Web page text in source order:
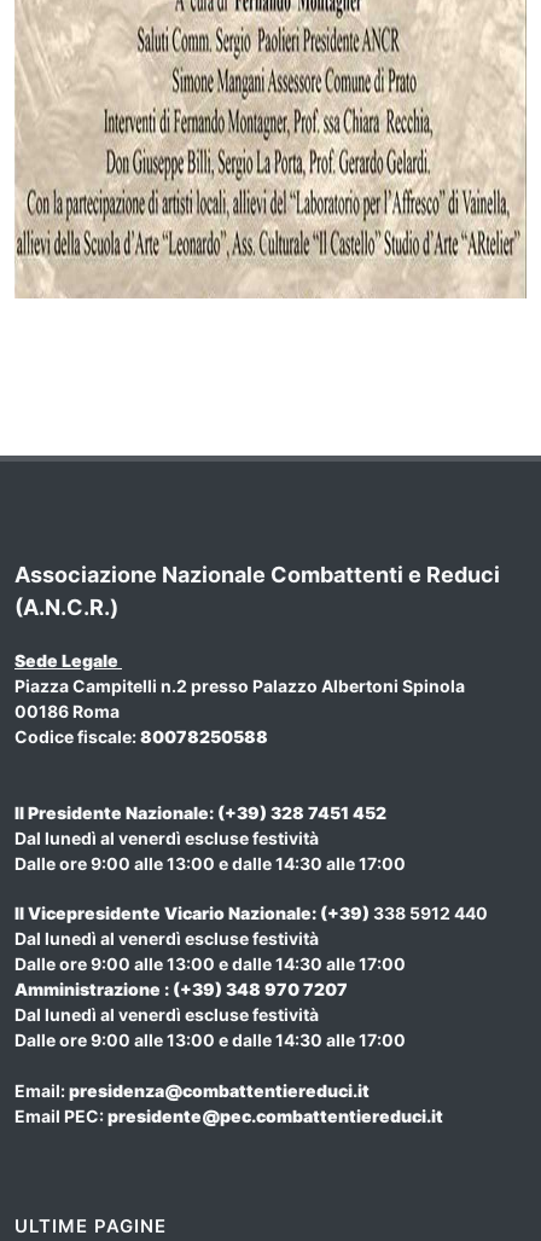
Associazione Nazionale Combattenti e Reduci
(A.N.C.R.)
Sede Legale
Piazza Campitelli n.2 presso Palazzo Albertoni Spinola
00186 Roma
Codice fiscale:80078250588
Il Presidente Nazionale: (+39) 328 7451 452
Dal lunedì al venerdì escluse festività
Dalle ore 9:00 alle 13:00 e dalle 14:30 alle 17:00
Il Vicepresidente Vicario Nazionale: (+39) 338 5912 440
Dal lunedì al venerdì escluse festività
Dalle ore 9:00 alle 13:00 e dalle 14:30 alle 17:00
Amministrazione : (+39) 348 970 7207
Dal lunedì al venerdì escluse festività
Dalle ore 9:00 alle 13:00 e dalle 14:30 alle 17:00
Email:presidenza@combattentiereduci.it
Email PEC:presidente@pec.combattentiereduci.it
ULTIME PAGINE